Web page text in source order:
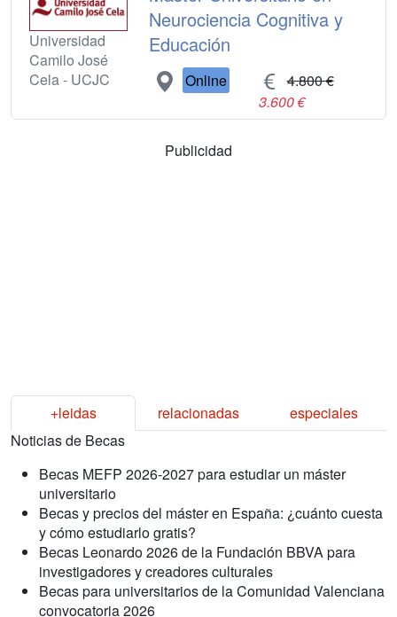
Universidad
Camilo José
Cela - UCJC
Neurociencia Cognitiva y
Educación
Online
4.800 €
3.600 €
Publicidad
+leidas relacionadas
especiales
Noticias de Becas
Becas MEFP 2026-2027 para estudiar un máster
universitario
Becas y precios del máster en España: ¿cuánto cuesta
y cómo estudiarlo gratis?
Becas Leonardo 2026 de la Fundación BBVA para
investigadores y creadores culturales
Becas para universitarios de la Comunidad Valenciana
convocatoria 2026